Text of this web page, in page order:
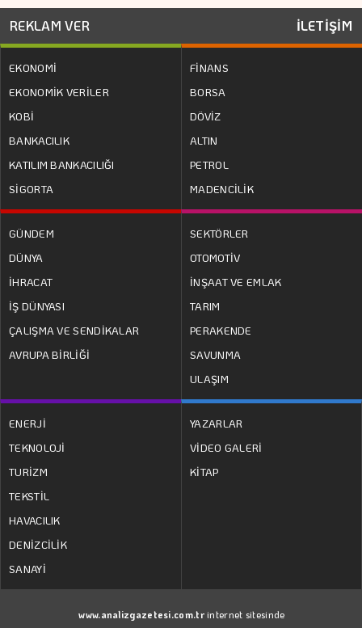
REKLAM VER İLETİŞİM
EKONOMİ
EKONOMİK VERİLER
KOBİ
BANKACILIK
KATILIM BANKACILIĞI
SİGORTA
FİNANS
BORSA
DÖVİZ
ALTIN
PETROL
MADENCİLİK
GÜNDEM
DÜNYA
İHRACAT
İŞ DÜNYASI
ÇALIŞMA VE SENDİKALAR
AVRUPA BİRLİĞİ
SEKTÖRLER
OTOMOTİV
İNŞAAT VE EMLAK
TARIM
PERAKENDE
SAVUNMA
ULAŞIM
ENERJİ
TEKNOLOJİ
TURİZM
TEKSTİL
HAVACILIK
DENİZCİLİK
SANAYİ
YAZARLAR
VİDEO GALERİ
KİTAP
www.analizgazetesi.com.trinternet sitesinde